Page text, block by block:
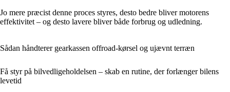
Jo mere præcist denne proces styres, desto bedre bliver motorens
effektivitet – og desto lavere bliver både forbrug og udledning.
Sådan håndterer gearkassen offroad-kørsel og ujævnt terræn
Få styr på bilvedligeholdelsen – skab en rutine, der forlænger bilens
levetid